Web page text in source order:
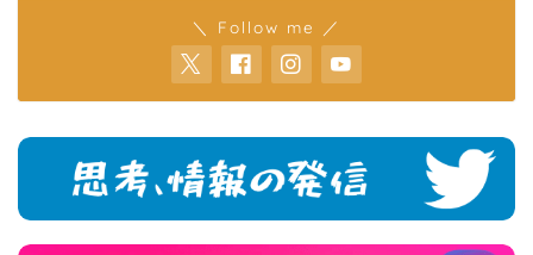
＼ Follow me ／